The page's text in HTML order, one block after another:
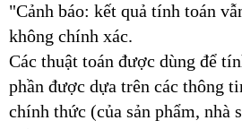
"Cảnh báo: kết quả tính toán
không chính xác.
Các thuật toán được dùng để
phần được dựa trên các thông
chính thức (của sản phẩm, nhà